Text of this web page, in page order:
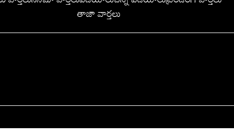
తాజా వార్తలు